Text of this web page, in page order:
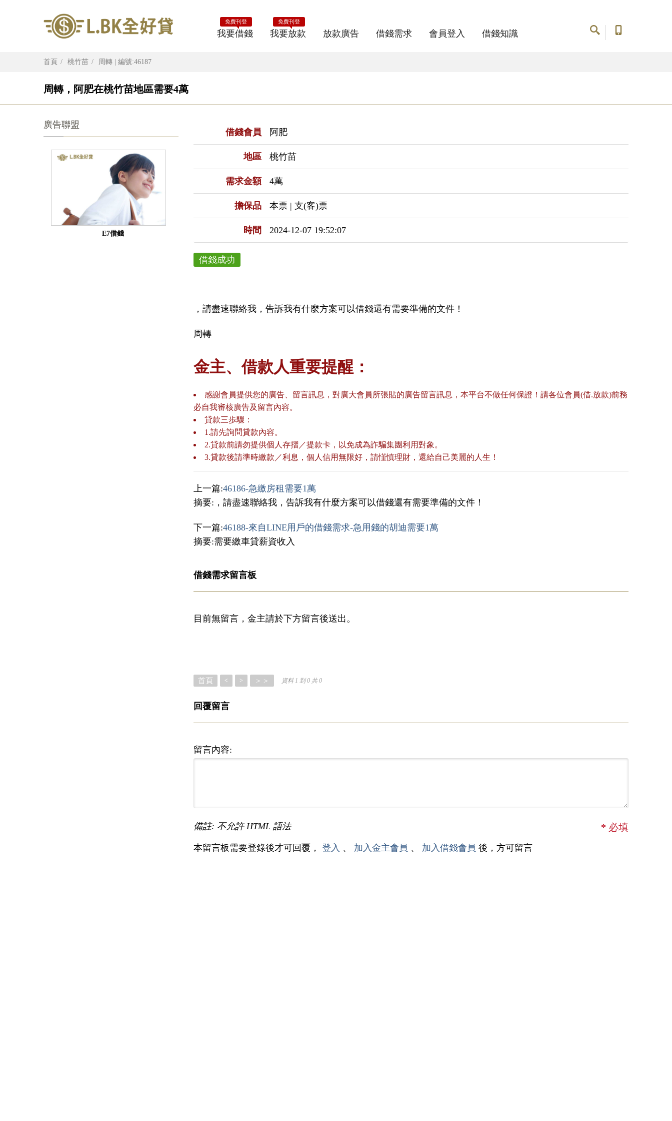
我要借錢
免費刊登
我要放款
免費刊登
放款廣告 借錢需求 會員登入 借錢知識
首頁 桃竹苗 周轉 | 編號:46187
周轉，阿肥在桃竹苗地區需要4萬
借錢會員 阿肥
地區 桃竹苗
需求金額 4萬
擔保品 本票 | 支(客)票
時間 2024-12-07 19:52:07
借錢成功
，請盡速聯絡我，告訴我有什麼方案可以借錢還有需要準備的文件！
周轉
金主、借款人重要提醒：
感謝會員提供您的廣告、留言訊息，對廣大會員所張貼的廣告留言訊息，本平台不做任何保證！請各位會員(借.放款)前務
必自我審核廣告及留言內容。
貸款三歩驟：
1.請先詢問貸款內容。
2.貸款前請勿提供個人存摺／提款卡，以免成為詐騙集團利用對象。
3.貸款後請準時繳款／利息，個人信用無限好，請慬慎理財，還給自己美麗的人生！
上一篇:46186-急繳房租需要1萬
摘要:，請盡速聯絡我，告訴我有什麼方案可以借錢還有需要準備的文件！
下一篇:46188-來自LINE用戶的借錢需求-急用錢的胡迪需要1萬
摘要:需要繳車貸薪資收入
借錢需求留言板
目前無留言，金主請於下方留言後送出。
首頁 < > ＞＞ 資料 1 到 0 共 0
回覆留言
留言內容:
備註: 不允許 HTML 語法 * 必填
本留言板需要登錄後才可回覆， 登入 、 加入金主會員 、 加入借錢會員 後，方可留言
廣告聯盟
E7借錢